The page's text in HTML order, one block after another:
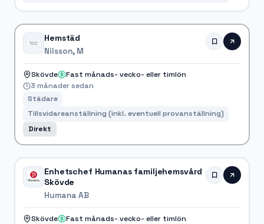
Hemstäd
Nilsson, M
Skövde
Fast månads- vecko- eller timlön
3 månader sedan
Städare
Tillsvidareanställning (inkl. eventuell provanställning)
Direkt
Enhetschef Humanas familjehemsvård
Skövde
Humana AB
Skövde
Fast månads- vecko- eller timlön